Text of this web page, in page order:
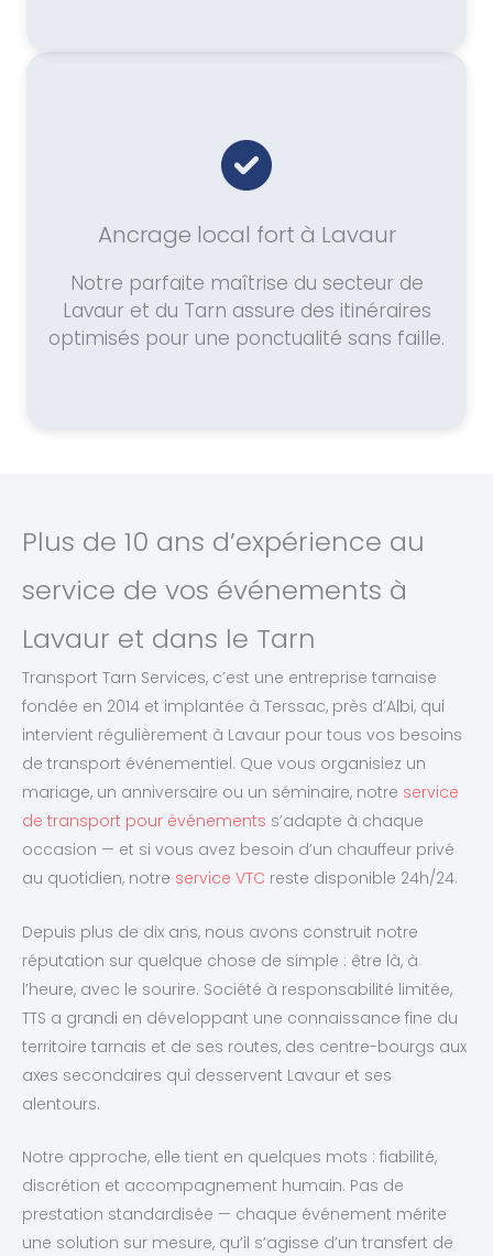
Ancrage local fort à Lavaur
Notre parfaite maîtrise du secteur de
Lavaur et du Tarn assure des itinéraires
optimisés pour une ponctualité sans faille.
Plus de 10 ans d’expérience au
service de vos événements à
Lavaur et dans le Tarn
Transport Tarn Services, c’est une entreprise tarnaise
fondée en 2014 et implantée à Terssac, près d’Albi, qui
intervient régulièrement à Lavaur pour tous vos besoins
de transport événementiel. Que vous organisiez un
mariage, un anniversaire ou un séminaire, notre service
de transport pour événements s’adapte à chaque
occasion — et si vous avez besoin d’un chauffeur privé
au quotidien, notre service VTC reste disponible 24h/24.
Depuis plus de dix ans, nous avons construit notre
réputation sur quelque chose de simple : être là, à
l’heure, avec le sourire. Société à responsabilité limitée,
TTS a grandi en développant une connaissance fine du
territoire tarnais et de ses routes, des centre-bourgs aux
axes secondaires qui desservent Lavaur et ses
alentours.
Notre approche, elle tient en quelques mots : fiabilité,
discrétion et accompagnement humain. Pas de
prestation standardisée — chaque événement mérite
une solution sur mesure, qu’il s’agisse d’un transfert de